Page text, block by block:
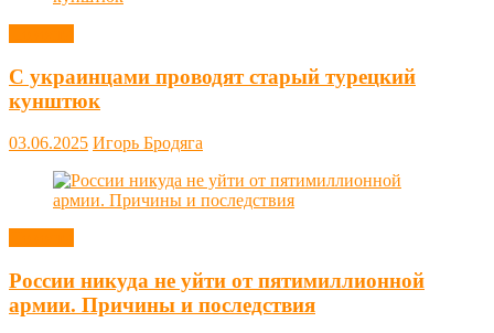
С украинцами проводят старый турецкий
кунштюк
03.06.2025 Игорь Бродяга
России никуда не уйти от пятимиллионной
армии. Причины и последствия